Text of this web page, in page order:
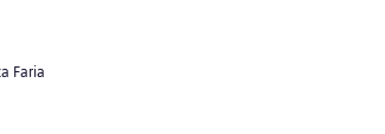
Faria